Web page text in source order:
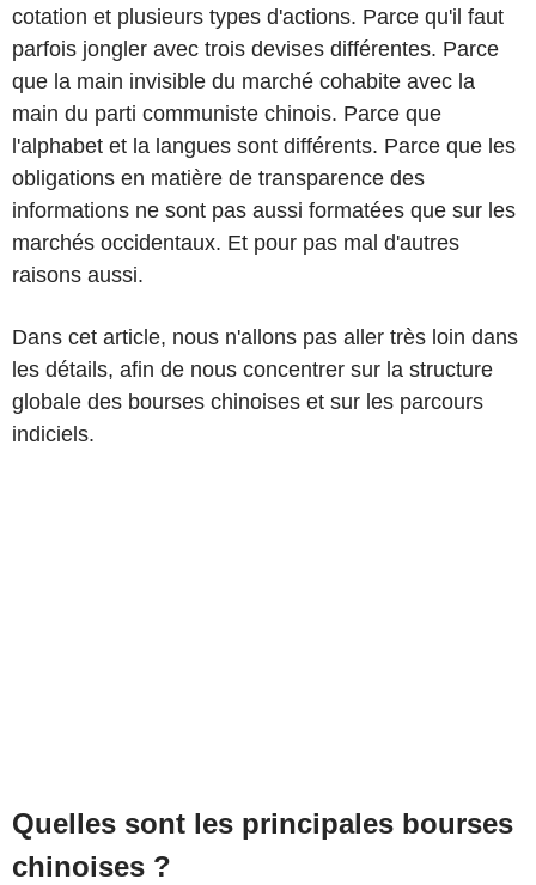
cotation et plusieurs types d'actions. Parce qu'il faut
parfois jongler avec trois devises différentes. Parce
que la main invisible du marché cohabite avec la
main du parti communiste chinois. Parce que
l'alphabet et la langues sont différents. Parce que les
obligations en matière de transparence des
informations ne sont pas aussi formatées que sur les
marchés occidentaux. Et pour pas mal d'autres
raisons aussi.
Dans cet article, nous n'allons pas aller très loin dans
les détails, afin de nous concentrer sur la structure
globale des bourses chinoises et sur les parcours
indiciels.
Quelles sont les principales bourses
chinoises ?